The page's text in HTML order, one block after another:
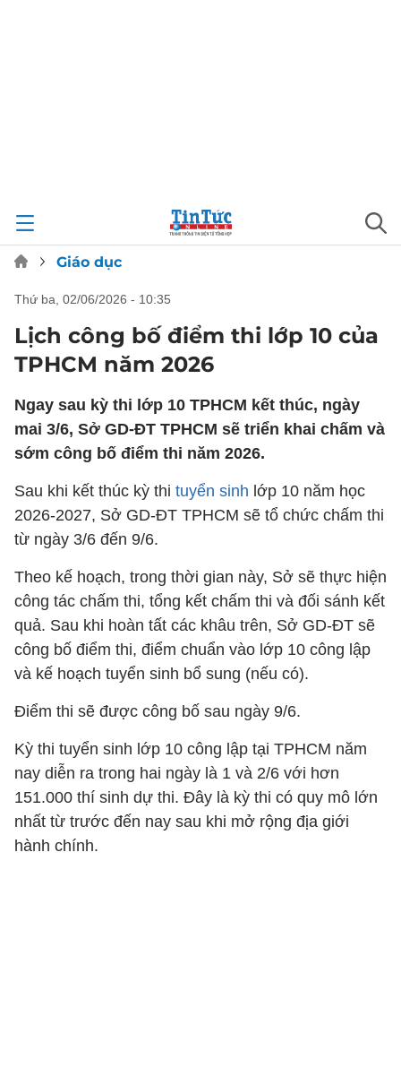
Giáo dục
thứ ba, 02/06/2026 - 10:35
Lịch công bố điểm thi lớp 10 của
TPHCM năm 2026
Ngay sau kỳ thi lớp 10 TPHCM kết thúc, ngày
mai 3/6, Sở GD-ĐT TPHCM sẽ triển khai chấm và
sớm công bố điểm thi năm 2026.
Sau khi kết thúc kỳ thi tuyển sinh lớp 10 năm học
2026-2027, Sở GD-ĐT TPHCM sẽ tổ chức chấm thi
từ ngày 3/6 đến 9/6.
Theo kế hoạch, trong thời gian này, Sở sẽ thực hiện
công tác chấm thi, tổng kết chấm thi và đối sánh kết
quả. Sau khi hoàn tất các khâu trên, Sở GD-ĐT sẽ
công bố điểm thi, điểm chuẩn vào lớp 10 công lập
và kế hoạch tuyển sinh bổ sung (nếu có).
Điểm thi sẽ được công bố sau ngày 9/6.
Kỳ thi tuyển sinh lớp 10 công lập tại TPHCM năm
nay diễn ra trong hai ngày là 1 và 2/6 với hơn
151.000 thí sinh dự thi. Đây là kỳ thi có quy mô lớn
nhất từ trước đến nay sau khi mở rộng địa giới
hành chính.